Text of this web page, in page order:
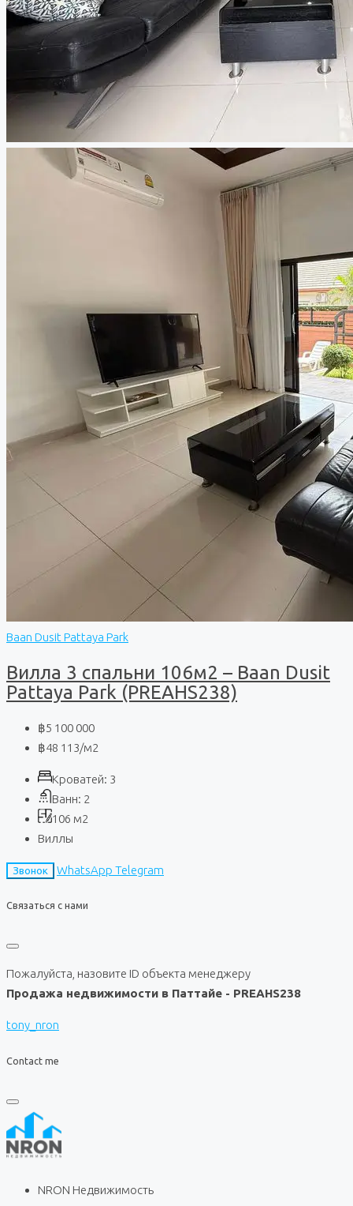
Baan Dusit Pattaya Park
Вилла 3 спальни 106м2 – Baan Dusit
Pattaya Park (PREAHS238)
฿5 100 000
฿48 113/м2
Кроватей: 3
Ванн: 2
106 м2
Виллы
Звонок WhatsApp Telegram
Связаться с нами
Пожалуйста, назовите ID объекта менеджеру
Продажа недвижимости в Паттайе - PREAHS238
tony_nron
Contact me
NRON Недвижимость